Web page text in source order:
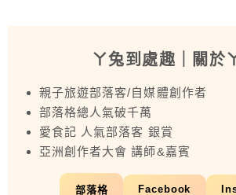
ㄚ兔到處趣 ｜關於
親子旅遊部落客/自媒體創作者
部落格總人氣破千萬
愛食記 人氣部落客 銀賞
亞洲創作者大會 講師&嘉賓
部落格 Facebook